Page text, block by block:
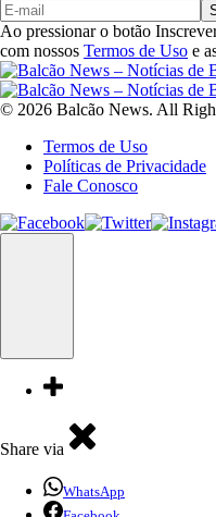
Ao pressionar o botão
com nossos Termos de Uso e
© 2026 Balcão News. All
Termos de Uso
Políticas de Privacidade
Fale Conosco
Share via
WhatsApp